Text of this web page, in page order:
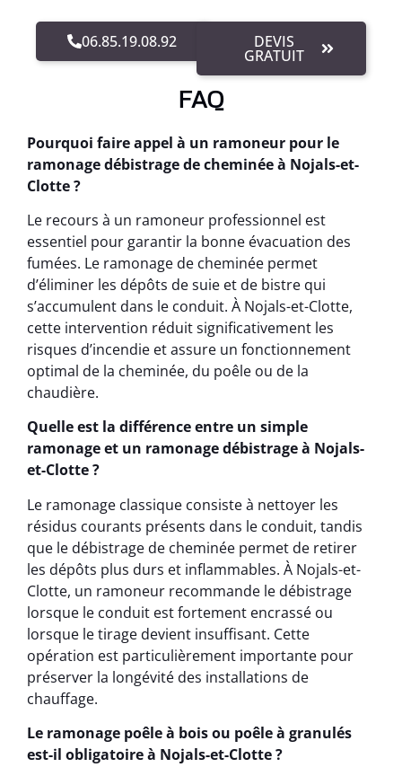
06.85.19.08.92 DEVIS
GRATUIT
FAQ
Pourquoi faire appel à un ramoneur pour le
ramonage débistrage de cheminée à Nojals-et-
Clotte ?
Le recours à un ramoneur professionnel est
essentiel pour garantir la bonne évacuation des
fumées. Le ramonage de cheminée permet
d’éliminer les dépôts de suie et de bistre qui
s’accumulent dans le conduit. À Nojals-et-Clotte,
cette intervention réduit significativement les
risques d’incendie et assure un fonctionnement
optimal de la cheminée, du poêle ou de la
chaudière.
Quelle est la différence entre un simple
ramonage et un ramonage débistrage à Nojals-
et-Clotte ?
Le ramonage classique consiste à nettoyer les
résidus courants présents dans le conduit, tandis
que le débistrage de cheminée permet de retirer
les dépôts plus durs et inflammables. À Nojals-et-
Clotte, un ramoneur recommande le débistrage
lorsque le conduit est fortement encrassé ou
lorsque le tirage devient insuffisant. Cette
opération est particulièrement importante pour
préserver la longévité des installations de
chauffage.
Le ramonage poêle à bois ou poêle à granulés
est-il obligatoire à Nojals-et-Clotte ?